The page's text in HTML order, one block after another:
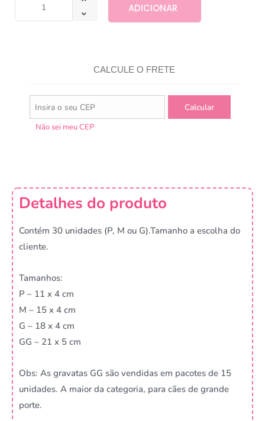
ADICIONAR
CALCULE O FRETE
Não sei meu CEP
Detalhes do produto
Contém 30 unidades (P, M ou G).Tamanho a escolha do
cliente.
Tamanhos:
P – 11 x 4 cm
M – 15 x 4 cm
G – 18 x 4 cm
GG – 21 x 5 cm
Obs: As gravatas GG são vendidas em pacotes de 15
unidades. A maior da categoria, para cães de grande
porte.